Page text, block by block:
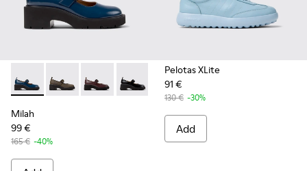
Milah - K201681-006 - Blue Leather Shoes for Women.
Milah - K201681-010
Milah - K201681-007
Milah - K201681-001
Milah
99 €
165 € -40%
Pelotas XLite
91 €
130 € -30%
Add